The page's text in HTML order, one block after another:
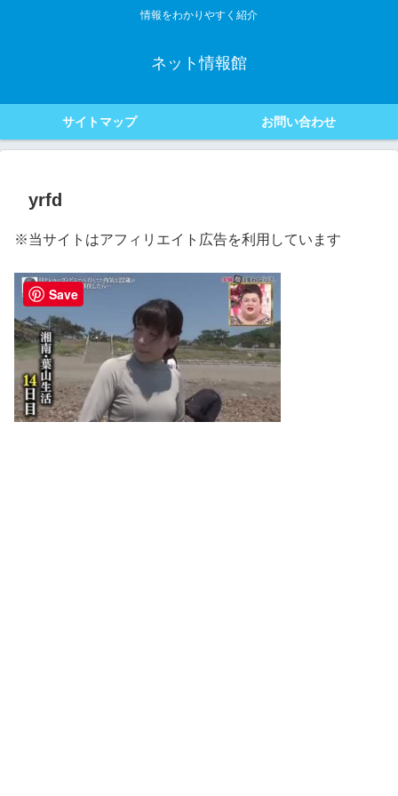
情報をわかりやすく紹介
ネット情報館
サイトマップ お問い合わせ
yrfd
※当サイトはアフィリエイト広告を利用しています
Save